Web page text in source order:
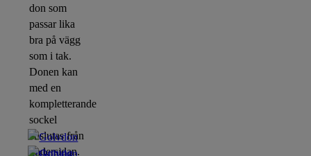
don som
passar lika
bra på vägg
som i tak.
Donen kan
med en
kompletterande
sockel
anslutas från
undersidan.